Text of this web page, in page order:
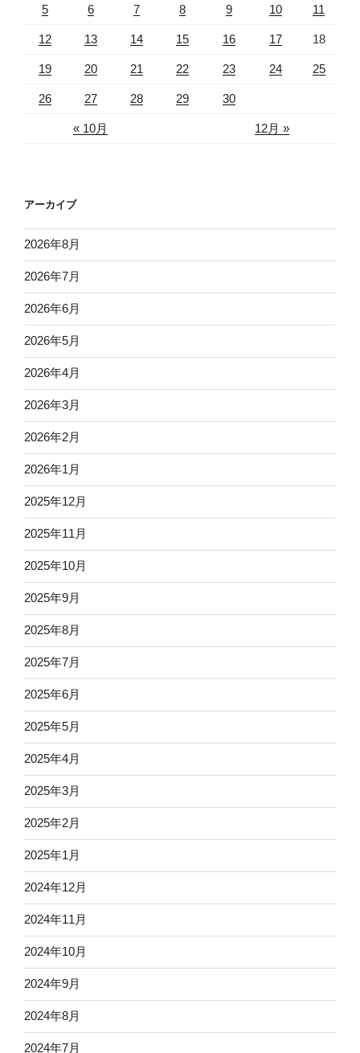
« 10月 12月 »
5 6 7 8 9 10 11
12 13 14 15 16 17 18
19 20 21 22 23 24 25
26 27 28 29 30
アーカイブ
2026年8月
2026年7月
2026年6月
2026年5月
2026年4月
2026年3月
2026年2月
2026年1月
2025年12月
2025年11月
2025年10月
2025年9月
2025年8月
2025年7月
2025年6月
2025年5月
2025年4月
2025年3月
2025年2月
2025年1月
2024年12月
2024年11月
2024年10月
2024年9月
2024年8月
2024年7月